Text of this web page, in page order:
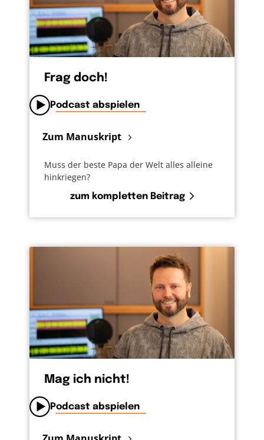
Frag doch!
Podcast abspielen
Zum Manuskript
Muss der beste Papa der Welt alles alleine
hinkriegen?
zum kompletten Beitrag
Mag ich nicht!
Podcast abspielen